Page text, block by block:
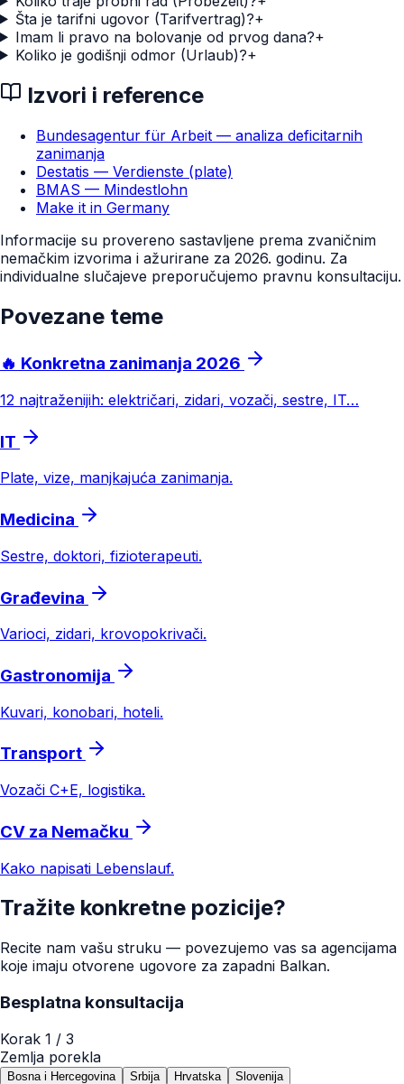
Šta je tarifni ugovor (Tarifvertrag)?+
Imam li pravo na bolovanje od prvog dana?+
Koliko je godišnji odmor (Urlaub)?+
Izvori i reference
Bundesagentur für Arbeit — analiza deficitarnih
zanimanja
Destatis — Verdienste (plate)
BMAS — Mindestlohn
Make it in Germany
Informacije su provereno sastavljene prema zvaničnim
nemačkim izvorima i ažurirane za 2026. godinu. Za
individualne slučajeve preporučujemo pravnu konsultaciju.
Povezane teme
🔥 Konkretna zanimanja 2026
12 najtraženijih: električari, zidari, vozači, sestre, IT…
IT
Plate, vize, manjkajuća zanimanja.
Medicina
Sestre, doktori, fizioterapeuti.
Građevina
Varioci, zidari, krovo­pokrivači.
Gastronomija
Kuvari, konobari, hoteli.
Transport
Vozači C+E, logistika.
CV za Nemačku
Kako napisati Lebenslauf.
Tražite konkretne pozicije?
Recite nam vašu struku — povezujemo vas sa agencijama
koje imaju otvorene ugovore za zapadni Balkan.
Besplatna konsultacija
Korak 1 / 3
Zemlja porekla
Bosna i Hercegovina Srbija Hrvatska Slovenija